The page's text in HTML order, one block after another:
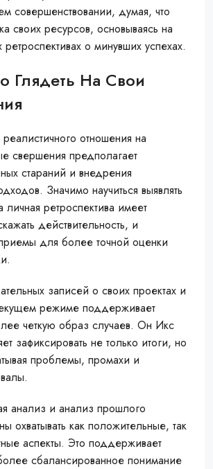
совершенствовании, думая, что
своих ресурсов, основываясь на
о минувших успехах.
Глядеть На Свои
отношения на
свершения предполагает
стараний и внедрения
Значимо научиться выявлять
личная ретроспектива имеет
действительность, и
для более точной оценки
записей о своих проектах и
режиме поддерживает
четкую образ случаев. Он Икс
зафиксировать не только итоги, но
проблемы, промахи и
анализ и анализ прошлого
охватывать как положительные, так
аспекты. Это поддерживает
сбалансированное понимание